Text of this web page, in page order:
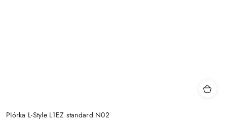
PIórka L-Style L1EZ standard N02